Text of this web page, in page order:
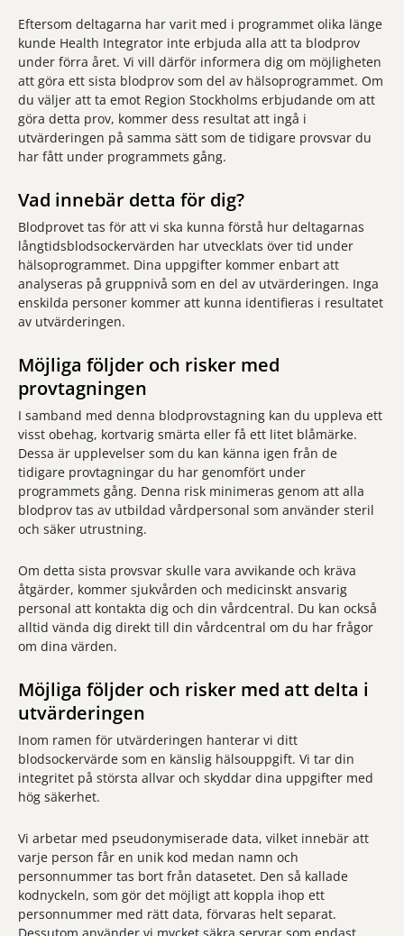
Eftersom deltagarna har varit med i programmet olika länge
kunde Health Integrator inte erbjuda alla att ta blodprov
under förra året. Vi vill därför informera dig om möjligheten
att göra ett sista blodprov som del av hälsoprogrammet. Om
du väljer att ta emot Region Stockholms erbjudande om att
göra detta prov, kommer dess resultat att ingå i
utvärderingen på samma sätt som de tidigare provsvar du
har fått under programmets gång.
Vad innebär detta för dig?
Blodprovet tas för att vi ska kunna förstå hur deltagarnas
långtidsblodsockervärden har utvecklats över tid under
hälsoprogrammet. Dina uppgifter kommer enbart att
analyseras på gruppnivå som en del av utvärderingen. Inga
enskilda personer kommer att kunna identifieras i resultatet
av utvärderingen.
Möjliga följder och risker med
provtagningen
I samband med denna blodprovstagning kan du uppleva ett
visst obehag, kortvarig smärta eller få ett litet blåmärke.
Dessa är upplevelser som du kan känna igen från de
tidigare provtagningar du har genomfört under
programmets gång. Denna risk minimeras genom att alla
blodprov tas av utbildad vårdpersonal som använder steril
och säker utrustning.
Om detta sista provsvar skulle vara avvikande och kräva
åtgärder, kommer sjukvården och medicinskt ansvarig
personal att kontakta dig och din vårdcentral. Du kan också
alltid vända dig direkt till din vårdcentral om du har frågor
om dina värden.
Möjliga följder och risker med att delta i
utvärderingen
Inom ramen för utvärderingen hanterar vi ditt
blodsockervärde som en känslig hälsouppgift. Vi tar din
integritet på största allvar och skyddar dina uppgifter med
hög säkerhet.
Vi arbetar med pseudonymiserade data, vilket innebär att
varje person får en unik kod medan namn och
personnummer tas bort från datasetet. Den så kallade
kodnyckeln, som gör det möjligt att koppla ihop ett
personnummer med rätt data, förvaras helt separat.